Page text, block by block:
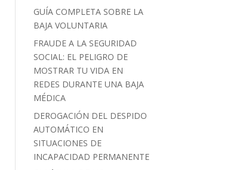
GUÍA COMPLETA SOBRE LA
BAJA VOLUNTARIA
FRAUDE A LA SEGURIDAD
SOCIAL: EL PELIGRO DE
MOSTRAR TU VIDA EN
REDES DURANTE UNA BAJA
MÉDICA
DEROGACIÓN DEL DESPIDO
AUTOMÁTICO EN
SITUACIONES DE
INCAPACIDAD PERMANENTE